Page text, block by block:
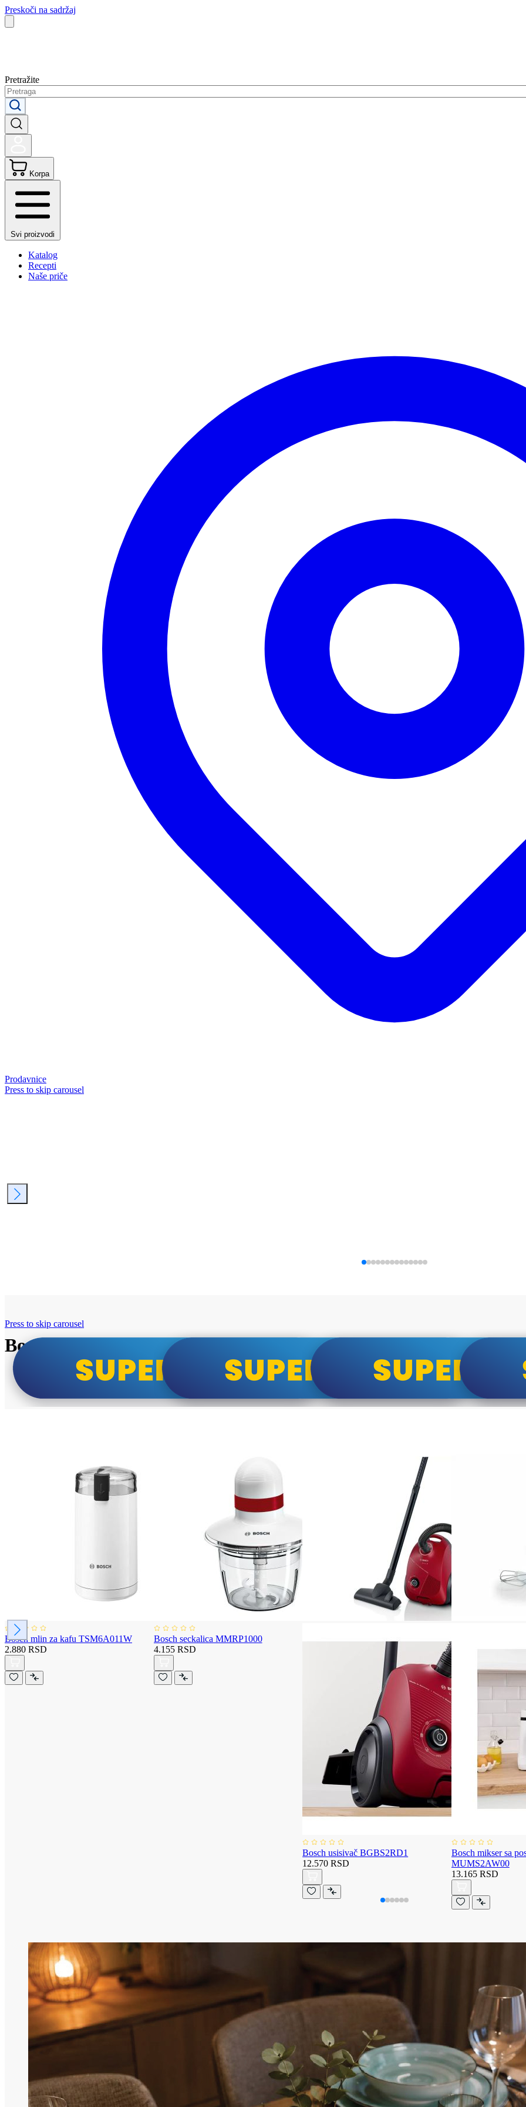
Preskoči na sadržaj
Pretražite
Korpa
Svi proizvodi
Katalog
Recepti
Naše priče
Prodavnice
Press to skip carousel
Bosch super cene
Press to skip carousel
Bosch mlin za kafu TSM6A011W
2.880 RSD
Bosch seckalica MMRP1000
4.155 RSD
Bosch usisivač BGBS2RD1
12.570 RSD
Bosch mikser sa
MUMS2AW00
13.165 RSD